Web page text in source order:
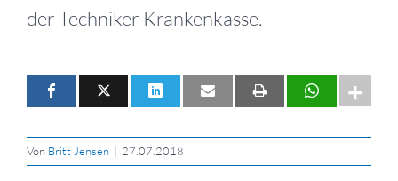
der Techniker Krankenkasse.
Von Britt Jensen | 27.07.2018